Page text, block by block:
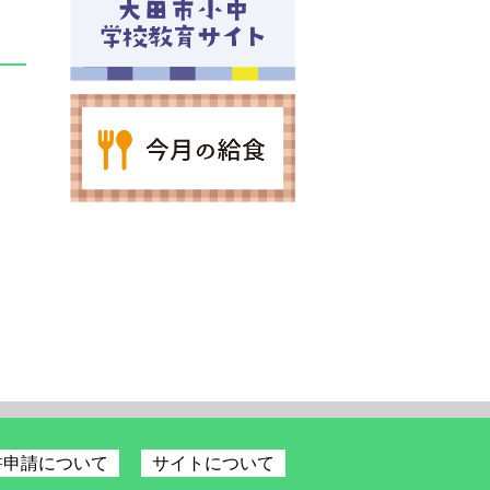
請について サイトについて